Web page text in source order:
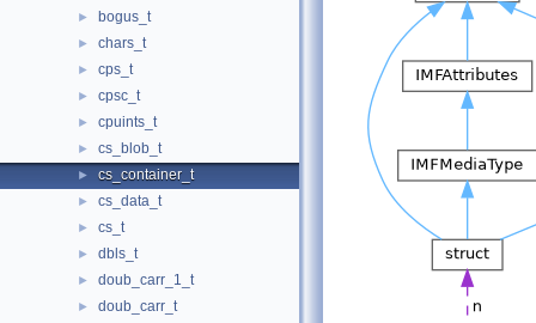
► bogus_t
► chars_t
► cps_t
► cpsc_t
► cpuints_t
► cs_blob_t
► cs_container_t
► cs_data_t
► cs_t
► dbls_t
► doub_carr_1_t
► doub_carr_t